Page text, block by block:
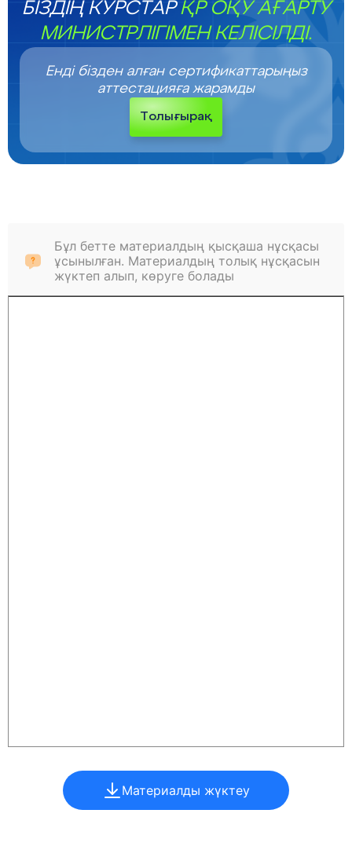
БІЗДІҢ КУРСТАРҚР ОҚУ АҒАРТУ
МИНИСТРЛІГІМЕН КЕЛІСІЛДІ.
Енді бізден алған сертификаттарыңыз
аттестацияға жарамды
Толығырақ
Бұл бетте материалдың қысқаша нұсқасы
ұсынылған. Материалдың толық нұсқасын
жүктеп алып, көруге болады
Материалды жүктеу